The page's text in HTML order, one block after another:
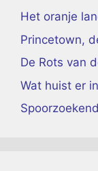
Het oranje
Princetown,
De Rots van
Wat huist er